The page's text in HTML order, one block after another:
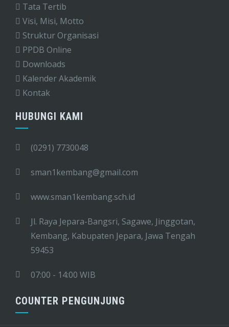
Tata Tertib
Visi, Misi, Motto
Struktur Organisasi
PPDB Online
Downloads
Kalender Akademik
Kontak
HUBUNGI KAMI
(0291) 7730048
sman1kembang@gmail.com
www.sman1kembang.sch.id
Jl. Raya Jepara-Bangsri, Sagawe, Jinggotan,
Kembang, Kabupaten Jepara, Jawa Tengah
59453
07:00 - 14:00 WIB
COUNTER PENGUNJUNG